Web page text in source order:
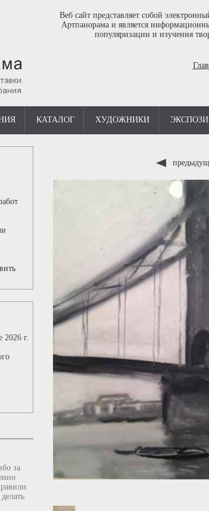
Веб сайт представляет собой
Артпанорама и является
популяризации и изучения
КАТАЛОГ ХУДОЖНИКИ
г.
за